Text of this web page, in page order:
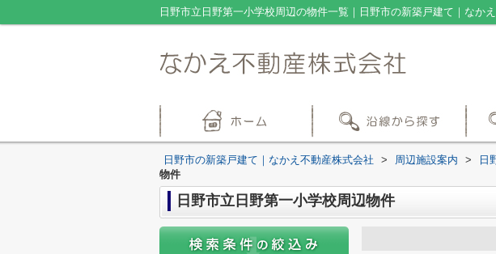
日野市立日野第一小学校周辺の物件一覧｜日野市の新築戸建て｜なか
日野市の新築戸建て｜なかえ不動産株式会社 > 周辺施設案内 > 日
物件
日野市立日野第一小学校周辺物件